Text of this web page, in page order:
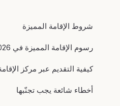
شروط الإقامة المميزة
رسوم الإقامة المميزة في 2026
كيفية التقديم عبر مركز
أخطاء شائعة يجب تجنّبها